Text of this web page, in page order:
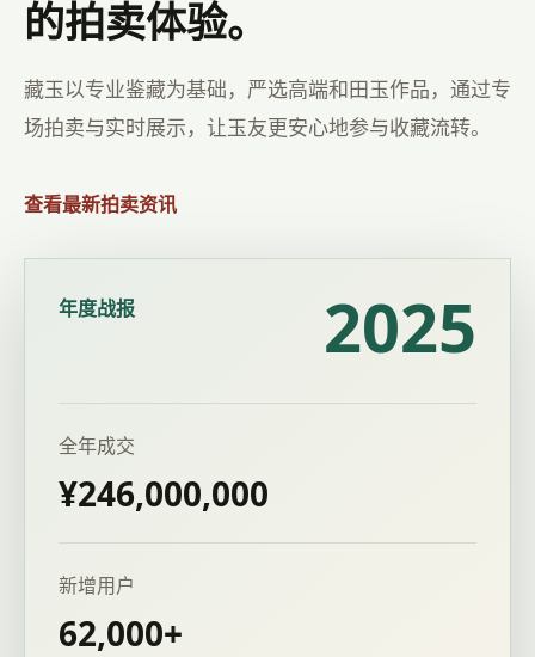
的拍卖体验。
藏玉以专业鉴藏为基础，严选高端和田玉作品，通过专
场拍卖与实时展示，让玉友更安心地参与收藏流转。
查看最新拍卖资讯
年度战报 2025
全年成交
¥246,000,000
新增用户
62,000+